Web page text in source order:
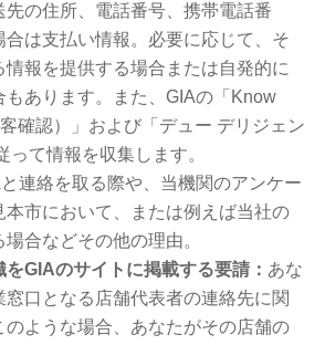
先の住所、電話番号、携帯電話番
は支払い情報。必要に応じて、そ
報を提供する場合または自発的に
もあります。また、GIAの「Know
確認）」および「デュー デリジェン
って情報を収集します。
連絡を取る際や、当機関のアンケー
本市において、または例えば当社の
合などその他の理由。
GIAのサイトに掲載する要請： あな
口となる店舗代表者の連絡先に関
のような場合、あなたがその店舗の